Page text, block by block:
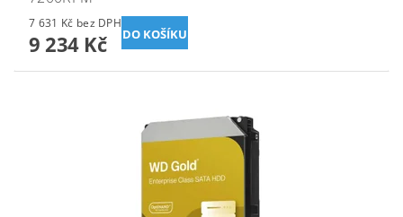
7 631 Kč bez DPH
9 234 Kč